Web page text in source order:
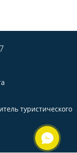
туристического